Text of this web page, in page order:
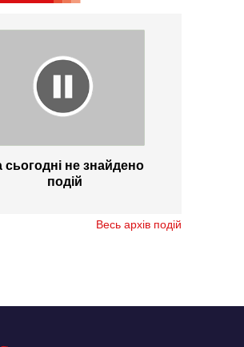
сьогодні не знайдено
подій
Весь архів подій